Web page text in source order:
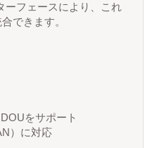
ーフェースにより、これ
できます。
をサポート
）に対応